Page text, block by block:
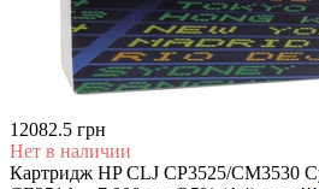
12082.5 грн
Нет в наличии
Картридж HP CLJ CP3525/CM3530